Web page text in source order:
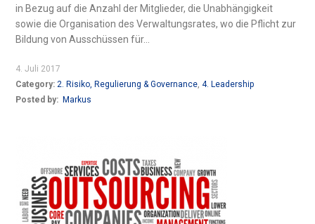
in Bezug auf die Anzahl der Mitglieder, die Unabhängigkeit
sowie die Organisation des Verwaltungsrates, wo die Pflicht zur
Bildung von Ausschüssen für...
4. Juli 2017
Category:2. Risiko, Regulierung & Governance,4. Leadership
Posted by: Markus